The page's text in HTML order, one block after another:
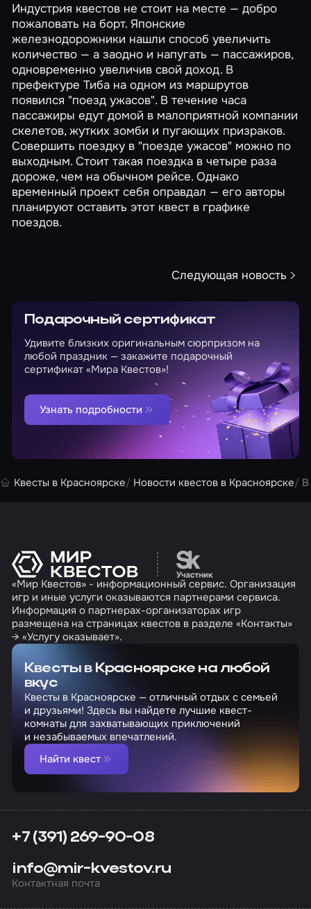
Индустрия квестов не стоит на месте — добро
пожаловать на борт. Японские
железнодорожники нашли способ увеличить
количество — а заодно и напугать — пассажиров,
одновременно увеличив свой доход. В
префектуре Тиба на одном из маршрутов
появился "поезд ужасов". В течение часа
пассажиры едут домой в малоприятной компании
скелетов, жутких зомби и пугающих призраков.
Совершить поездку в "поезде ужасов" можно по
выходным. Стоит такая поездка в четыре раза
дороже, чем на обычном рейсе. Однако
временный проект себя оправдал — его авторы
планируют оставить этот квест в графике
поездов.
Следующая новость
Подарочный сертификат
Удивите близких оригинальным сюрпризом на
любой праздник — закажите подарочный
сертификат «Мира Квестов»!
Узнать подробности
Квесты в Красноярске Новости квестов в Красноярске В
Перейти на сайт
«Мир Квестов» - информационный сервис. Организация
игр и иные услуги оказываются партнерами сервиса.
Информация о партнерах-организаторах игр
размещена на страницах квестов в разделе «Контакты»
→ «Услугу оказывает».
Квесты в Красноярске на любой
вкус
Квесты в Красноярске — отличный отдых с семьей
и друзьями! Здесь вы найдете лучшие квест-
комнаты для захватывающих приключений
и незабываемых впечатлений.
Найти квест
+7 (391) 269-90-08
info@mir-kvestov.ru
Контактная почта